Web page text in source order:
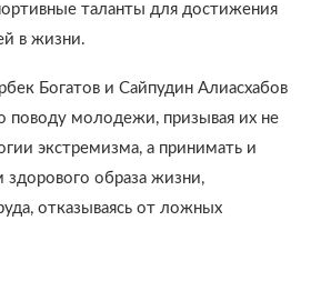
таланты для достижения
в жизни.
Богатов и Сайпудин Алиасхабов
поводу молодежи, призывая их не
экстремизма, а принимать и
здорового образа жизни,
отказываясь от ложных